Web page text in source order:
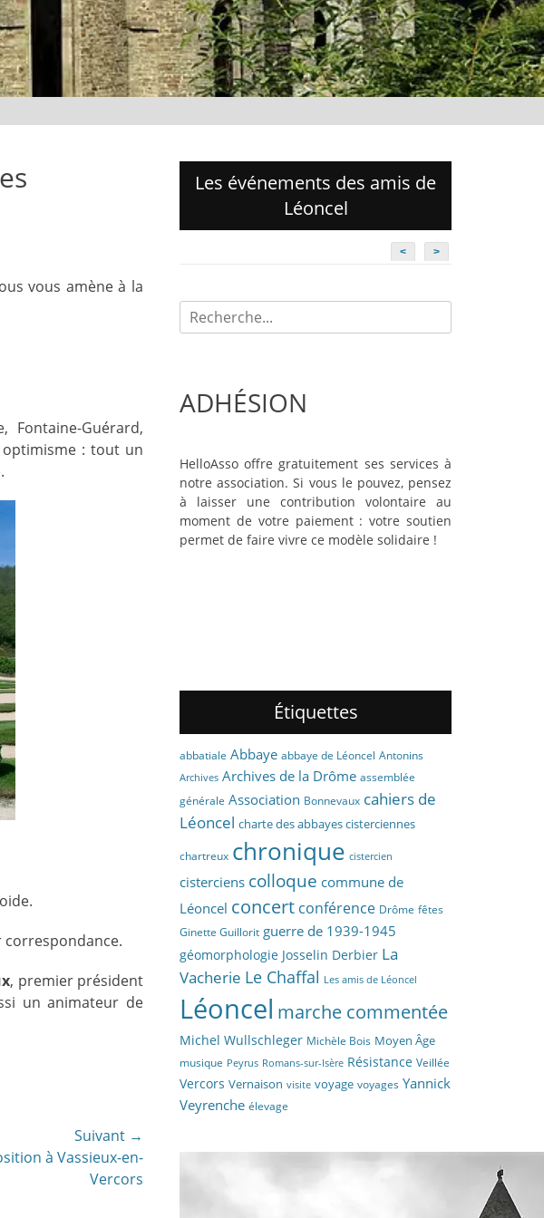
vous amène à la
Fontaine-Guérard,
: tout un
correspondance.
, premier président
un animateur de
Suivant →
à Vassieux-en-
Vercors
Les événements des amis de
Léoncel
< >
Recherche
pour:
ADHÉSION
HelloAsso offre gratuitement ses services à
notre association. Si vous le pouvez, pensez
à laisser une contribution volontaire au
moment de votre paiement : votre soutien
permet de faire vivre ce modèle solidaire !
Étiquettes
abbatiale Abbaye abbaye de Léoncel Antonins
Archives Archives de la Drôme assemblée
générale Association Bonnevaux cahiers de
Léoncel charte des abbayes cisterciennes
chartreux chronique cistercien
cisterciens colloque commune de
Léoncel concert conférence Drôme fêtes
Ginette Guillorit guerre de 1939-1945
géomorphologie Josselin Derbier La
Vacherie Le Chaffal Les amis de Léoncel
Léoncel marche commentée
Michel Wullschleger Michèle Bois Moyen Âge
musique Peyrus Romans-sur-Isère Résistance Veillée
Vercors Vernaison visite voyage voyages Yannick
Veyrenche élevage